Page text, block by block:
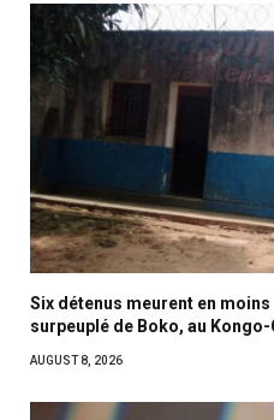
Six détenus meurent en
surpeuplé de Boko, au Kongo-
AUGUST 8, 2026